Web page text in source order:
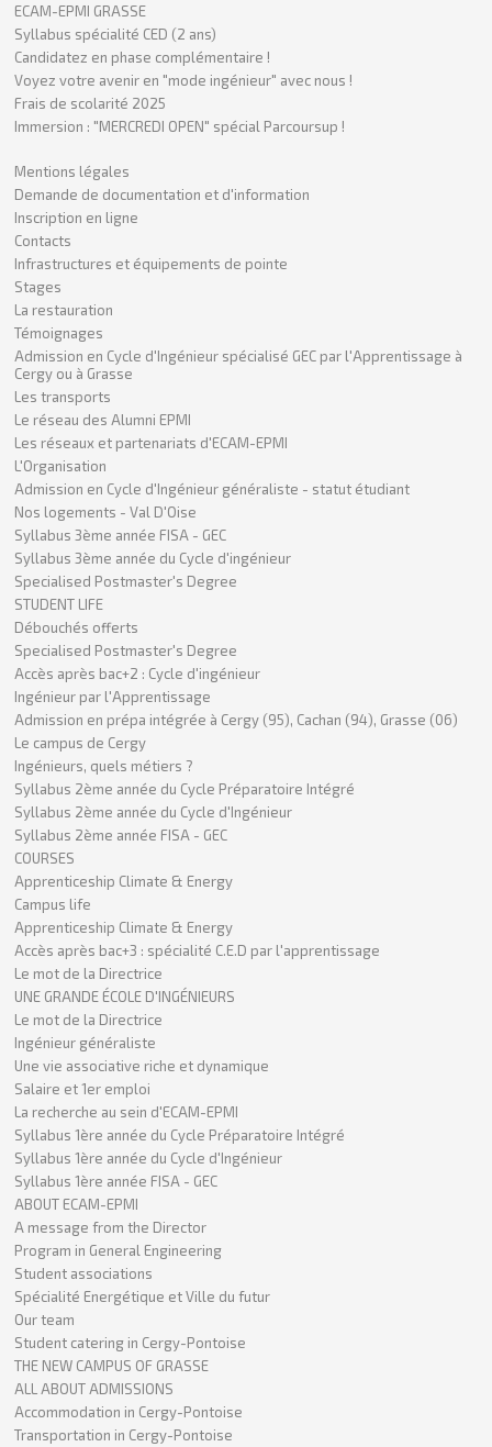
ECAM-EPMI GRASSE
Syllabus spécialité CED (2 ans)
Candidatez en phase complémentaire !
Voyez votre avenir en "mode ingénieur" avec nous !
Frais de scolarité 2025
Immersion : "MERCREDI OPEN" spécial Parcoursup !
Mentions légales
Demande de documentation et d'information
Inscription en ligne
Contacts
Infrastructures et équipements de pointe
Stages
La restauration
Témoignages
Admission en Cycle d'Ingénieur spécialisé GEC par l'Apprentissage à
Cergy ou à Grasse
Les transports
Le réseau des Alumni EPMI
Les réseaux et partenariats d'ECAM-EPMI
L'Organisation
Admission en Cycle d'Ingénieur généraliste - statut étudiant
Nos logements - Val D'Oise
Syllabus 3ème année FISA - GEC
Syllabus 3ème année du Cycle d'ingénieur
Specialised Postmaster's Degree
STUDENT LIFE
Débouchés offerts
Specialised Postmaster's Degree
Accès après bac+2 : Cycle d'ingénieur
Ingénieur par l'Apprentissage
Admission en prépa intégrée à Cergy (95), Cachan (94), Grasse (06)
Le campus de Cergy
Ingénieurs, quels métiers ?
Syllabus 2ème année du Cycle Préparatoire Intégré
Syllabus 2ème année du Cycle d'Ingénieur
Syllabus 2ème année FISA - GEC
COURSES
Apprenticeship Climate & Energy
Campus life
Apprenticeship Climate & Energy
Accès après bac+3 : spécialité C.E.D par l'apprentissage
Le mot de la Directrice
UNE GRANDE ÉCOLE D'INGÉNIEURS
Le mot de la Directrice
Ingénieur généraliste
Une vie associative riche et dynamique
Salaire et 1er emploi
La recherche au sein d'ECAM-EPMI
Syllabus 1ère année du Cycle Préparatoire Intégré
Syllabus 1ère année du Cycle d'Ingénieur
Syllabus 1ère année FISA - GEC
ABOUT ECAM-EPMI
A message from the Director
Program in General Engineering
Student associations
Spécialité Energétique et Ville du futur
Our team
Student catering in Cergy-Pontoise
THE NEW CAMPUS OF GRASSE
ALL ABOUT ADMISSIONS
Accommodation in Cergy-Pontoise
Transportation in Cergy-Pontoise